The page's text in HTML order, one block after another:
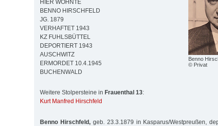
Benno
© Privat
HIER WOHNTE
BENNO HIRSCHFELD
JG. 1879
VERHAFTET 1943
KZ FUHLSBÜTTEL
DEPORTIERT 1943
AUSCHWITZ
ERMORDET 10.4.1945
BUCHENWALD
Weitere Stolpersteine in Frauenthal 13:
Kurt Manfred Hirschfeld
Benno Hirschfeld,geb. 23.3.1879 in Kasparus/Westpreußen,